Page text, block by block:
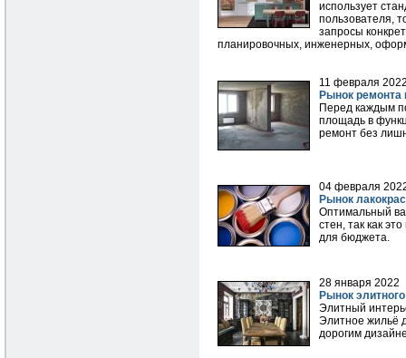
использует
пользователя,
запросы
планировочных, инженерных,
11 февраля
Рынок ремонта
Перед каждым
площадь в
ремонт без
04 февраля
Рынок
Оптимальный
стен, так как
для бюджета.
28 января 2022
Рынок
Элитный
Элитное жильё
дорогим